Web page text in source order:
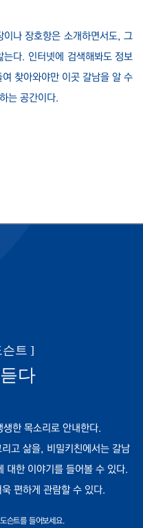
나 장호항은 소개하면서도, 그
다. 인터넷에 검색해봐도 정보
찾아와야만 이곳 갈남을 알 수
는 공간이다.
트 ]
다
한 목소리로 안내한다.
고 삶을, 비밀키친에서는 갈남
대한 이야기를 들어볼 수 있다.
편하게 관람할 수 있다.
슨트를 들어보세요.